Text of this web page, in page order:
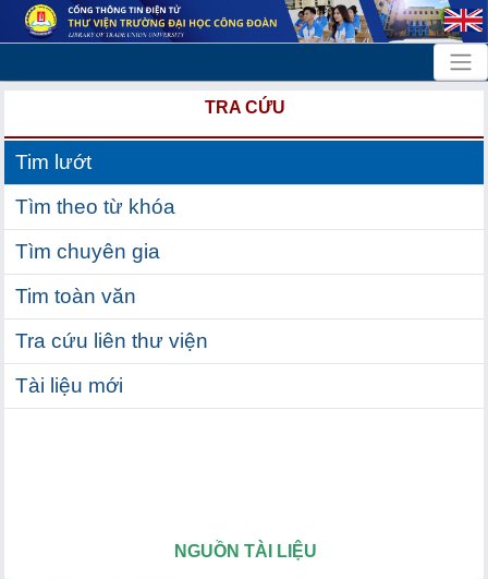
TRA CỨU
Tim lướt
Tìm theo từ khóa
Tìm chuyên gia
Tim toàn văn
Tra cứu liên thư viện
Tài liệu mới
NGUỒN TÀI LIỆU